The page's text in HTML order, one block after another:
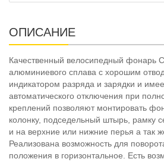
ОПИСАНИЕ
Качественный велосипедный фонарь
алюминиевого сплава с хорошим
индикатором разряда и зарядки и
автоматического отключения при
креплений позволяют монтировать
колонку, подседельный штырь, рамку
и на верхние или нижние перья а так
Реализована возможность для
положения в горизонтальное. Есть